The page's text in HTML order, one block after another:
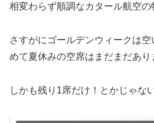
相変わらず順調なカタール航空の
さすがにゴールデンウィークは
めて夏休みの空席はまだまだあり
しかも残り1席だけ！とかじゃな